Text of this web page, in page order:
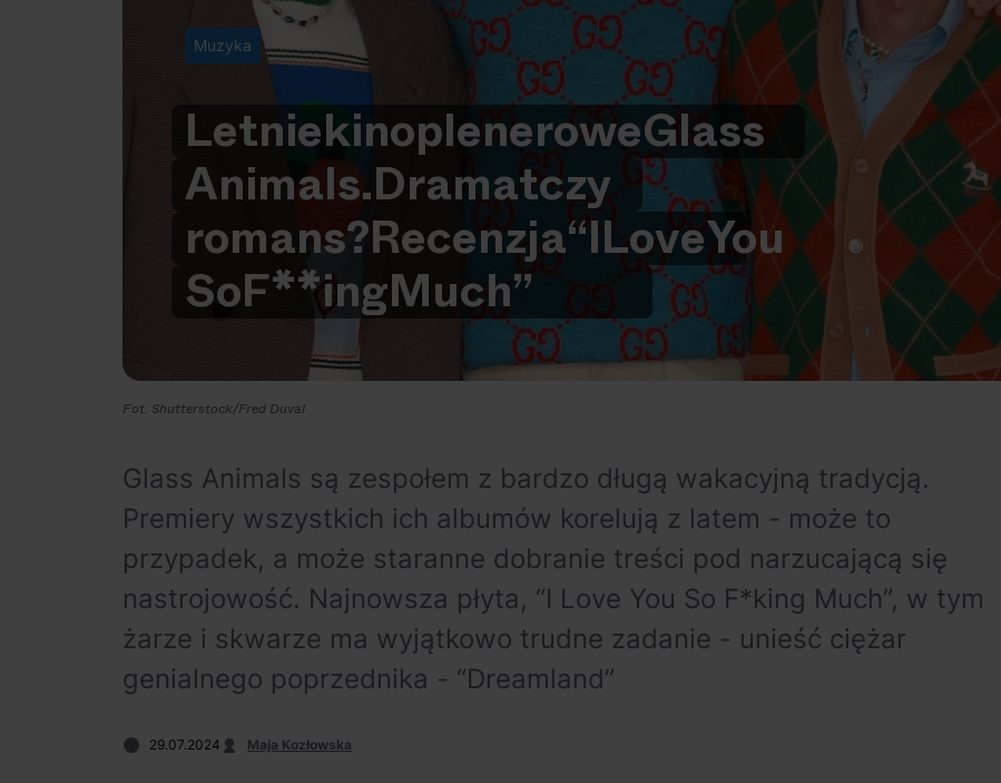
Muzyka
LetniekinopleneroweGlass
Animals.Dramatczy
romans?Recenzja“ILoveYou
SoF**ingMuch”
Fot. Shutterstock/Fred Duval
Glass Animals są zespołem z bardzo długą wakacyjną tradycją.
Premiery wszystkich ich albumów korelują z latem - może to
przypadek, a może staranne dobranie treści pod narzucającą się
nastrojowość. Najnowsza płyta, “I Love You So F*king Much”, w tym
żarze i skwarze ma wyjątkowo trudne zadanie - unieść ciężar
genialnego poprzednika - “Dreamland”
29.07.2024 Maja Kozłowska